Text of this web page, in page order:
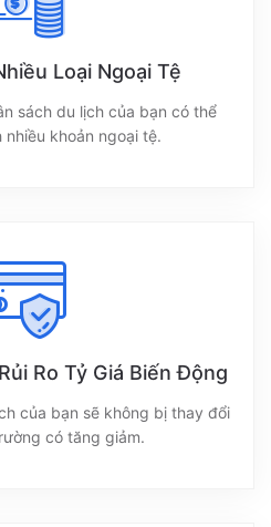
Loại Ngoại Tệ
sách du lịch của bạn có thể
khoản ngoại tệ.
Ro Tỷ Giá Biến Động
của bạn sẽ không bị thay đổi
có tăng giảm.